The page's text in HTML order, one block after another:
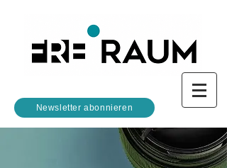
Newsletter abonnieren